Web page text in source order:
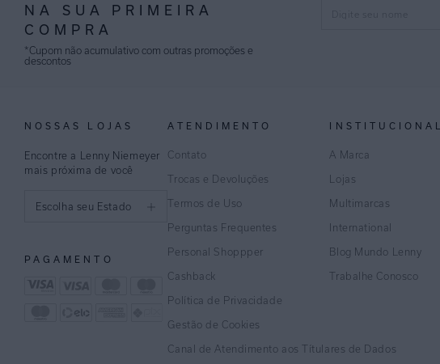
NA SUA PRIMEIRA
COMPRA
*Cupom não acumulativo com outras promoções e
descontos
NOSSAS LOJAS
Encontre a Lenny Niemeyer
mais próxima de você
Escolha seu Estado
PAGAMENTO
ATENDIMENTO
Contato
Trocas e Devoluções
Termos de Uso
Perguntas Frequentes
Personal Shoppper
Cashback
Política de Privacidade
Gestão de Cookies
Canal de Atendimento aos Títulares de Dados
INSTITUCIONAL
A Marca
Lojas
Multimarcas
International
Blog Mundo Lenny
Trabalhe Conosco